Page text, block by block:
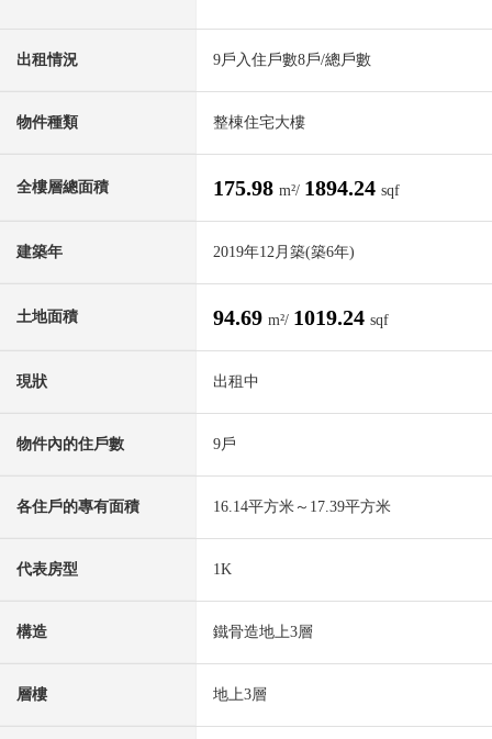
出租情況 9戶入住戶數8戶/總戶數
物件種類 整棟住宅大樓
全樓層總面積 175.98 m²/ 1894.24 sqf
建築年 2019年12月築(築6年)
土地面積 94.69 m²/ 1019.24 sqf
現狀 出租中
物件內的住戶數 9戶
各住戶的專有面積 16.14平方米～17.39平方米
代表房型 1K
構造 鐵骨造地上3層
層樓 地上3層